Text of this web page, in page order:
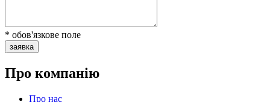
* обов'язкове поле
заявка
Про компанію
Про нас